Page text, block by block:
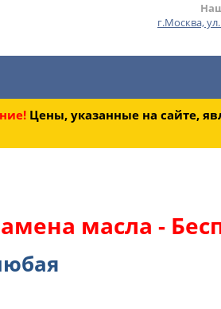
г.Москва,
Цены, указанные на сайте,
масла -